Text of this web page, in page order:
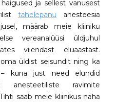
ja sellest vanusest
tähelepanu anesteesia
määrab meie kliiniku
vereanalüüsi üldjuhul
viiendast eluaastast.
üldist seisundit ning ka
kuna just need elundid
anesteetiliste ravimite
saab meie kliinikus näha